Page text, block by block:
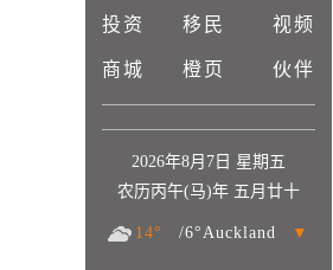
投资 移民 视频
商城 橙页 伙伴
2026年8月7日 星期五
农历丙午(马)年 五月廿十
14° /6°Auckland ▼